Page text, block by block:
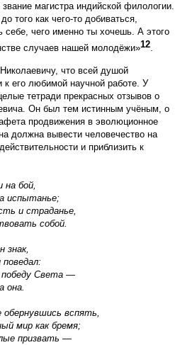
магистра индийской филологии.
того как чего-то добиваться,
себе, чего именно ты хочешь. А этого
случаев нашей молодёжи»12.
что всей душой
к его любимой научной работе. У
тетради прекрасных отзывов о
Он был тем истинным учёным, о
продвижения в эволюционное
должна вывести человечество на
и приблизить к
на бой,
испытанье;
и страданье,
собой.
знак,
Света —
она.
вспять,
мир как бремя;
призвать —